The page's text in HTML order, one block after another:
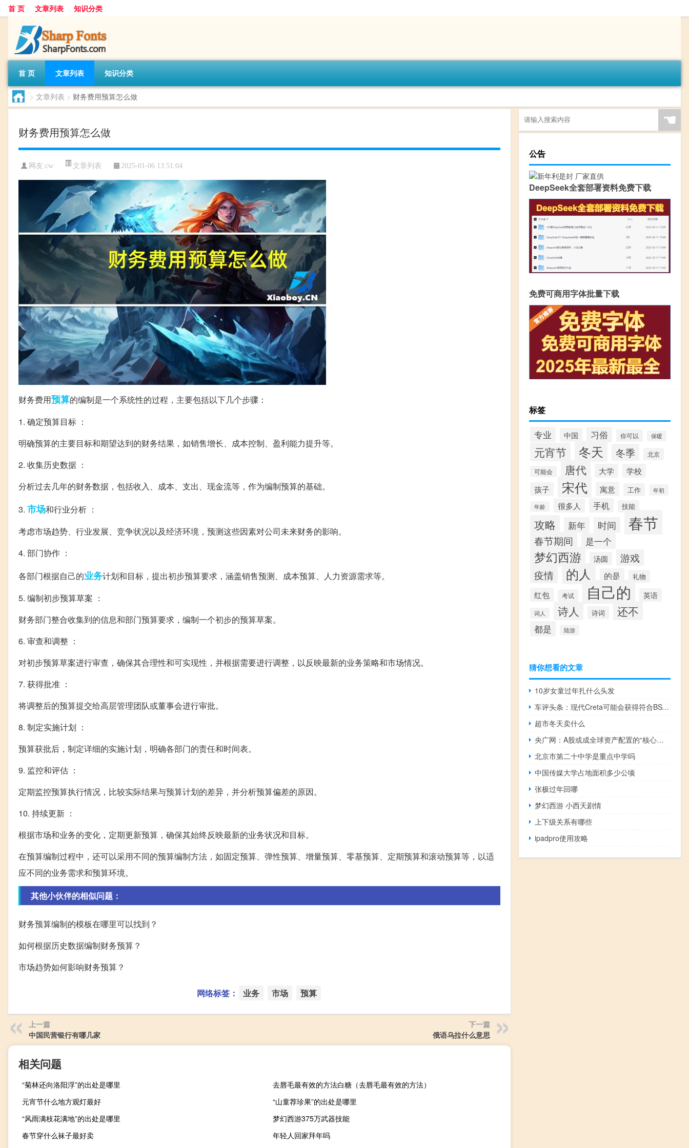
首 页 文章列表 知识分类
首 页 文章列表 知识分类
> 文章列表 > 财务费用预算怎么做
财务费用预算怎么做
网友:cw 文章列表 2025-01-06 13:51:04
财务费用预算的编制是一个系统性的过程，主要包括以下几个步骤：
1. 确定预算目标 ：
明确预算的主要目标和期望达到的财务结果，如销售增长、成本控制、盈利能力提升等。
2. 收集历史数据 ：
分析过去几年的财务数据，包括收入、成本、支出、现金流等，作为编制预算的基础。
3. 市场和行业分析 ：
考虑市场趋势、行业发展、竞争状况以及经济环境，预测这些因素对公司未来财务的影响。
4. 部门协作 ：
各部门根据自己的业务计划和目标，提出初步预算要求，涵盖销售预测、成本预算、人力资源需求等。
5. 编制初步预算草案 ：
财务部门整合收集到的信息和部门预算要求，编制一个初步的预算草案。
6. 审查和调整 ：
对初步预算草案进行审查，确保其合理性和可实现性，并根据需要进行调整，以反映最新的业务策略和市场情况。
7. 获得批准 ：
将调整后的预算提交给高层管理团队或董事会进行审批。
8. 制定实施计划 ：
预算获批后，制定详细的实施计划，明确各部门的责任和时间表。
9. 监控和评估 ：
定期监控预算执行情况，比较实际结果与预算计划的差异，并分析预算偏差的原因。
10. 持续更新 ：
根据市场和业务的变化，定期更新预算，确保其始终反映最新的业务状况和目标。
在预算编制过程中，还可以采用不同的预算编制方法，如固定预算、弹性预算、增量预算、零基预算、定期预算和滚动预算等，以适
应不同的业务需求和预算环境。
其他小伙伴的相似问题：
财务预算编制的模板在哪里可以找到？
如何根据历史数据编制财务预算？
市场趋势如何影响财务预算？
网络标签： 业务 市场 预算
上一篇
中国民营银行有哪几家
下一篇
俄语乌拉什么意思
相关问题
“菊林还向洛阳浮”的出处是哪里
去唇毛最有效的方法白糖（去唇毛最有效的方法）
元宵节什么地方观灯最好
“山童荐珍果”的出处是哪里
“风雨满枝花满地”的出处是哪里
梦幻西游375万武器技能
春节穿什么袜子最好卖
年轻人回家拜年吗
☚
公告
DeepSeek全套部署资料免费下载
免费可商用字体批量下载
标签
专业 中国 习俗 你可以 保暖
元宵节 冬天 冬季 北京
可能会 唐代 大学
学校
孩子
宋代 寓意 工作 年初
年龄 很多人 手机 技能
攻略 新年 时间 春节
春节期间 是一个
梦幻西游 汤圆 游戏
疫情 的人 的是 礼物
红包 考试 自己的 英语
词人 诗人 诗词 还不
都是 陆游
猜你想看的文章
10岁女童过年扎什么头发
车评头条：现代Creta可能会获得符合BSVI的1.5升汽油和柴油发动机选装件
超市冬天卖什么
央广网：A股或成全球资产配置的“核心战场”
北京市第二十中学是重点中学吗
中国传媒大学占地面积多少公顷
张极过年回哪
梦幻西游 小西天剧情
上下级关系有哪些
ipadpro使用攻略